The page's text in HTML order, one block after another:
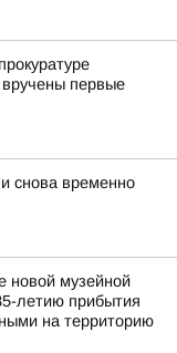
первые
снова временно
новой музейной
летию прибытия
на территорию